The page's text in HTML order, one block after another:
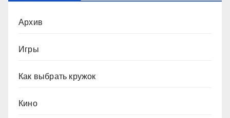
Архив
Игры
Как выбрать кружок
Кино